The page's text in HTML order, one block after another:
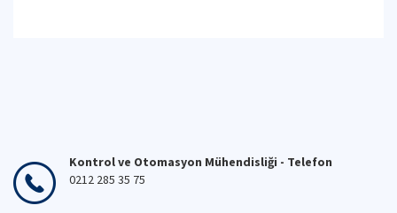
Kontrol ve Otomasyon Mühendisliği - Telefon
0212 285 35 75